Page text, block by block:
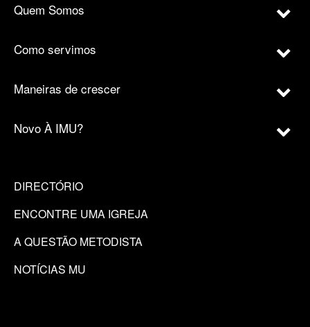
Quem Somos
Como servimos
Maneiras de crescer
Novo À IMU?
DIRECTÓRIO
ENCONTRE UMA IGREJA
A QUESTÃO METODISTA
NOTÍCIAS MU